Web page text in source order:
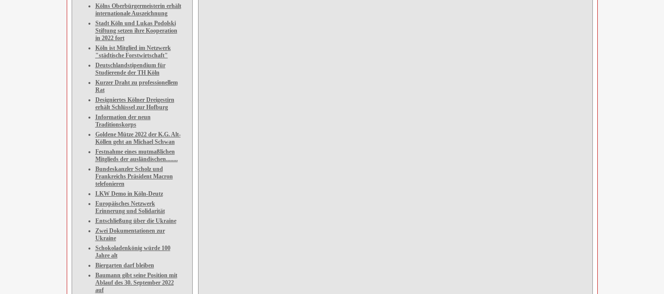
Kölns Oberbürgermeisterin erhält
internationale Auszeichnung
Stadt Köln und Lukas Podolski
Stiftung setzen ihre Kooperation
in 2022 fort
Köln ist Mitglied im Netzwerk
"städtische Forstwirtschaft"
Deutschlandstipendium für
Studierende der TH Köln
Kurzer Draht zu professionellem
Rat
Designiertes Kölner Dreigestirn
erhält Schlüssel zur Hofburg
Information der neun
Traditionskorps
Goldene Mütze 2022 der K.G. Alt-
Köllen geht an Michael Schwan
Festnahme eines mutmaßlichen
Mitglieds der ausländischen........
Bundeskanzler Scholz und
Frankreichs Präsident Macron
telefonieren
LKW Demo in Köln-Deutz
Europäisches Netzwerk
Erinnerung und Solidarität
Entschließung über die Ukraine
Zwei Dokumentationen zur
Ukraine
Schokoladenkönig würde 100
Jahre alt
Biergarten darf bleiben
Baumann gibt seine Position mit
Ablauf des 30. September 2022
auf